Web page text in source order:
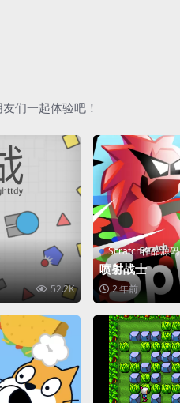
们一起体验吧！
52.2K
Scratch作品源码
喷射战士
2 年前